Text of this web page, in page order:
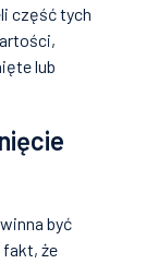
część tych
lub
być
fakt, że